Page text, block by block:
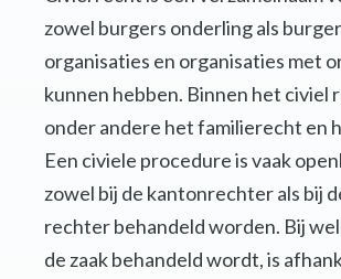
zowel burgers onderling als
organisaties en organisaties met
kunnen hebben. Binnen het civiel
onder andere het familierecht en
Een civiele procedure is vaak
zowel bij de kantonrechter als bij
rechter behandeld worden. Bij
de zaak behandeld wordt, is